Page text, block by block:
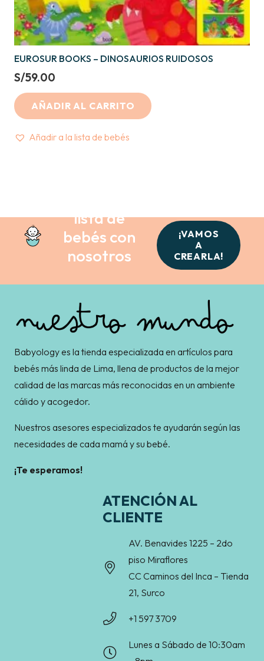
EUROSUR BOOKS – DINOSAURIOS RUIDOSOS
S/59.00
AÑADIR AL CARRITO
Añadir a la lista de bebés
lista de
bebés con
nosotros
¡VAMOS
A
CREARLA!
Babyology es la tienda especializada en artículos para
bebés más linda de Lima, llena de productos de la mejor
calidad de las marcas más reconocidas en un ambiente
cálido y acogedor.
Nuestros asesores especializados te ayudarán según las
necesidades de cada mamá y su bebé.
¡Te esperamos!
ATENCIÓN AL
CLIENTE
AV. Benavides 1225 – 2do
piso Miraflores
CC Caminos del Inca – Tienda
21, Surco
+1 597 3709
Lunes a Sábado de 10:30am